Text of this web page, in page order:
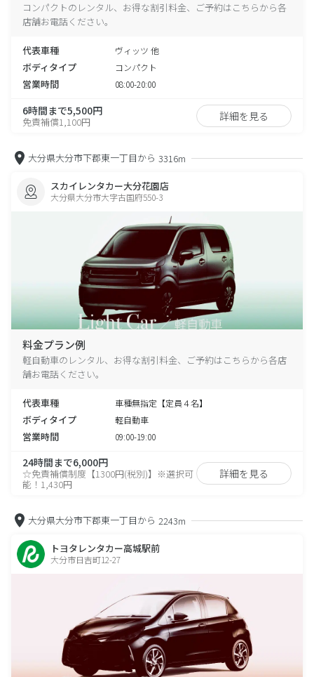
コンパクトのレンタル、お得な割引料金、ご予約はこちらから各
店舗お電話ください。
代表車種 ヴィッツ 他
ボディタイプ コンパクト
営業時間 08:00-20:00
6時間まで5,500円
免責補償1,100円 詳細を見る
大分県大分市下郡東一丁目から 3316m
スカイレンタカー大分花園店
大分県大分市大字古国府550-3
料金プラン例
軽自動車のレンタル、お得な割引料金、ご予約はこちらから各店
舗お電話ください。
代表車種 車種無指定【定員４名】
ボディタイプ 軽自動車
営業時間 09:00-19:00
24時間まで6,000円
☆免責補償制度【1300円(税別)】※選択可
能！1,430円
詳細を見る
大分県大分市下郡東一丁目から 2243m
トヨタレンタカー高城駅前
大分市日吉町12-27